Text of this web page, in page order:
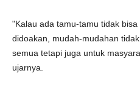
"Kalau ada tamu-tamu tidak
didoakan, mudah-mudahan
semua tetapi juga untuk
ujarnya.